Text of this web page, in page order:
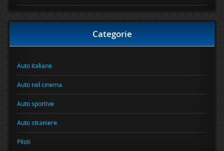
Categorie
Auto italiane
Auto nel cinema
Auto sportive
Auto straniere
Piloti